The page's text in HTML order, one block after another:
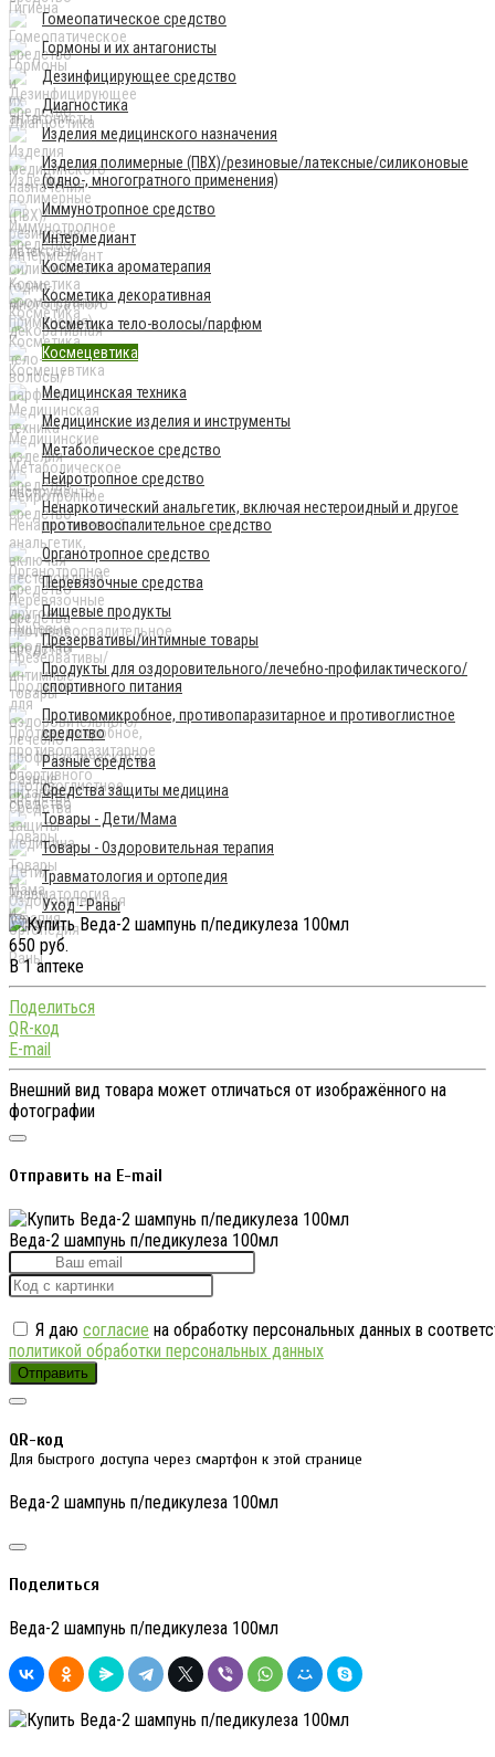
Гомеопатическое средство
Гормоны и их антагонисты
Дезинфицирующее средство
Диагностика
Изделия медицинского назначения
Изделия полимерные (ПВХ)/резиновые/латексные/силиконовые
(одно-, многогратного применения)
Иммунотропное средство
Интермедиант
Косметика ароматерапия
Косметика декоративная
Косметика тело-волосы/парфюм
Космецевтика
Медицинская техника
Медицинские изделия и инструменты
Метаболическое средство
Нейротропное средство
Ненаркотический анальгетик, включая нестероидный и другое
противовоспалительное средство
Органотропное средство
Перевязочные средства
Пищевые продукты
Презервативы/интимные товары
Продукты для оздоровительного/лечебно-профилактического/
спортивного питания
Противомикробное, противопаразитарное и противоглистное
средство
Разные средства
Средства защиты медицина
Товары - Дети/Мама
Товары - Оздоровительная терапия
Травматология и ортопедия
Уход - Раны
650 руб.
В 1 аптеке
Поделиться
QR-код
E-mail
Внешний вид товара может отличаться от изображённого на
фотографии
Отправить на E-mail
Веда-2 шампунь п/педикулеза 100мл
Я даю согласие на обработку персональных данных в
политикой обработки персональных данных
Отправить
QR-код
Для быстрого доступа через смартфон к этой странице
Веда-2 шампунь п/педикулеза 100мл
Поделиться
Веда-2 шампунь п/педикулеза 100мл